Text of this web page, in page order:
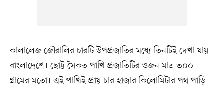
কালালেজ জৌরালির চারটি উপপ্রজাতির মধ্যে তিনটিই দেখা যায়
বাংলাদেশে। ছোট্ট সৈকত পাখি প্রজাতিটির ওজন মাত্র ৩০০
গ্রামের মতো। এই পাখিই প্রায় চার হাজার কিলোমিটার পথ পাড়ি